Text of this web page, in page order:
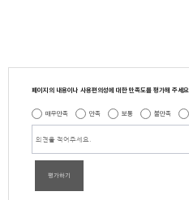
페이지의 내용이나 사용편의성에 대한 만족도를 평가해 주세요.
매우만족 만족 보통 불만족
평가하기